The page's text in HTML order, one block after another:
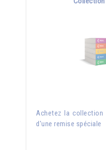
Achetez la
d'une remise spéciale